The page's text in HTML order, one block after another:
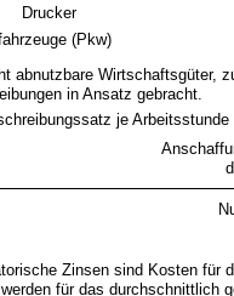
Drucker
(Pkw)
abnutzbare Wirtschaftsgüter,
in Ansatz gebracht.
je
Zinsen sind Kosten für
für das durchschnittlich